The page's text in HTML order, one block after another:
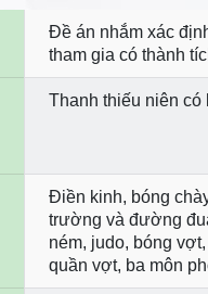
Đề án nhắm xác
tham gia có thành
Thanh thiếu niên có
Điền kinh, bóng
trường và đường
ném, judo, bóng
quần vợt, ba môn